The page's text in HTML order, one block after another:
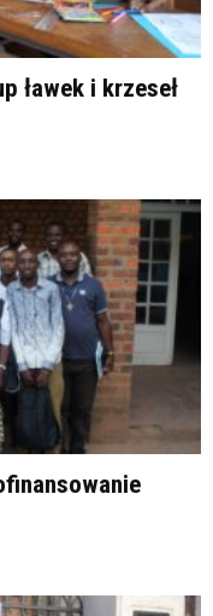
ławek i krzeseł